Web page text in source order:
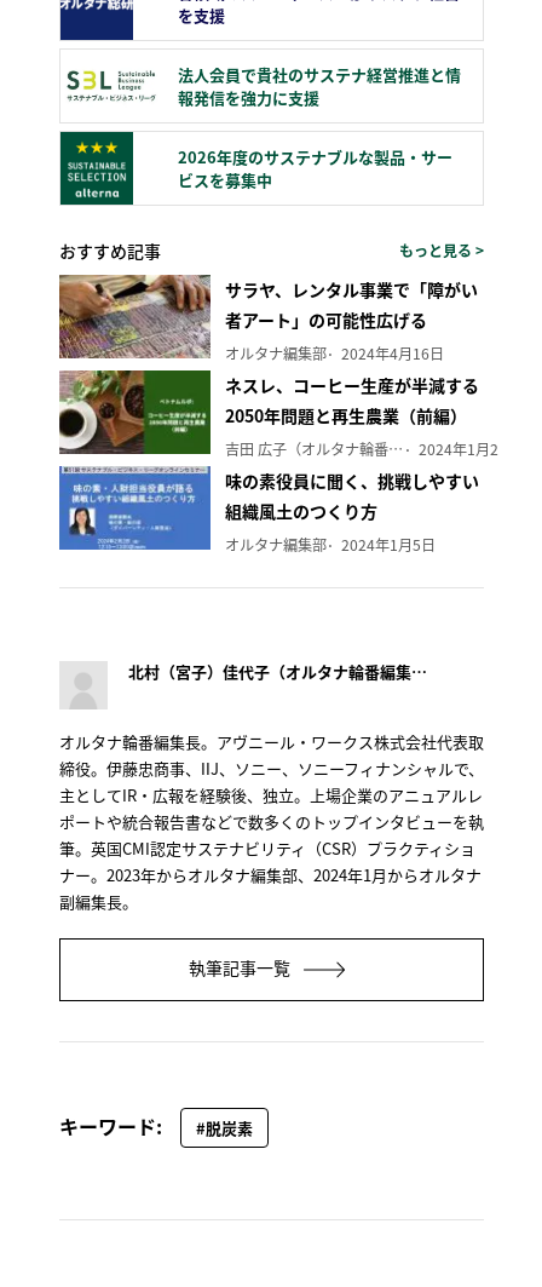
を支援
法人会員で貴社のサステナ経営推進と情
報発信を強力に支援
2026年度のサステナブルな製品・サー
ビスを募集中
おすすめ記事 もっと見る >
サラヤ、レンタル事業で「障がい
者アート」の可能性広げる
オルタナ編集部 2024年4月16日
ネスレ、コーヒー生産が半減する
2050年問題と再生農業（前編）
吉田 広子（オルタナ輪番編集長） 2024年1月29日
味の素役員に聞く、挑戦しやすい
組織風土のつくり方
オルタナ編集部 2024年1月5日
北村（宮子）佳代子（オルタナ輪番編集長）
オルタナ輪番編集長。アヴニール・ワークス株式会社代表取
締役。伊藤忠商事、IIJ、ソニー、ソニーフィナンシャルで、
主としてIR・広報を経験後、独立。上場企業のアニュアルレ
ポートや統合報告書などで数多くのトップインタビューを執
筆。英国CMI認定サステナビリティ（CSR）プラクティショ
ナー。2023年からオルタナ編集部、2024年1月からオルタナ
副編集長。
執筆記事一覧
キーワード: #脱炭素